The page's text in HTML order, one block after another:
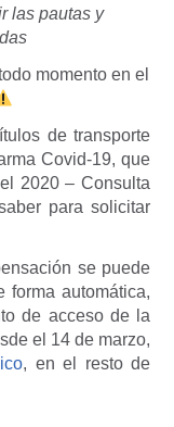
las pautas y
momento en el
de transporte
Covid-19, que
2020 – Consulta
para solicitar
se puede
forma automática,
de acceso de la
el 14 de marzo,
, en el resto de